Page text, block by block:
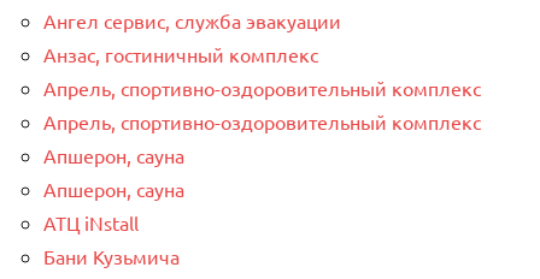
Ангел сервис, служба эвакуации
Анзас, гостиничный комплекс
Апрель, спортивно-оздоровительный комплекс
Апрель, спортивно-оздоровительный комплекс
Апшерон, сауна
Апшерон, сауна
АТЦ iNstall
Бани Кузьмича